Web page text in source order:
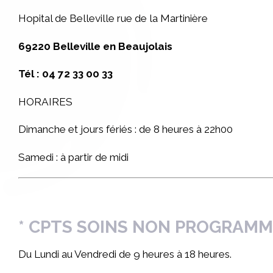
Hopital de Belleville rue de la Martinière
69220 Belleville en Beaujolais
Tél : 04 72 33 00 33
HORAIRES
Dimanche et jours fériés : de 8 heures à 22h00
Samedi : à partir de midi
* CPTS SOINS NON
Du Lundi au Vendredi de 9 heures à 18 heures.